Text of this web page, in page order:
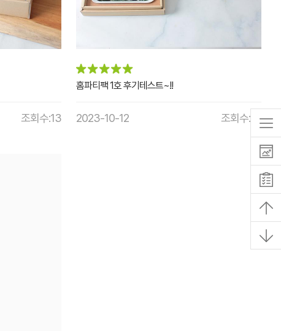
조회수:13
홈파티팩 1호 후기테스트~!!
2023-10-12 조회수:13